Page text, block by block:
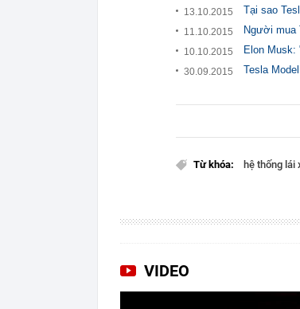
13.10.2015 Tại sao
11.10.2015 Người mua
10.10.2015 Elon Musk:
30.09.2015 Tesla
Từ khóa: hệ thống
VIDEO